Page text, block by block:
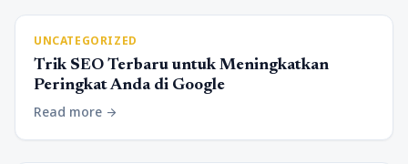
UNCATEGORIZED
Trik SEO Terbaru untuk Meningkatkan
Peringkat Anda di Google
Read more arrow_forward